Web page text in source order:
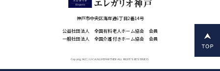
神戸市中央区海岸通6丁目2番14号
公益社団法人 全国有料老人ホーム協会 会員
一般社団法人 全国介護付きホーム協会 会員
Copyright(C) U-CAN LIFEPARTNER ALL RIGHTS RESERVED.